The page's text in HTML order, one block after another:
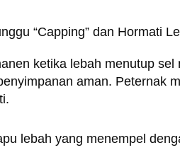
“Capping” dan Hormati
ketika lebah menutup
aman. Peternak
lebah yang menempel